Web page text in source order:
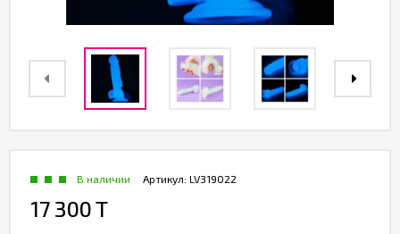
Артикул: LV319022
В наличии
17 300 T